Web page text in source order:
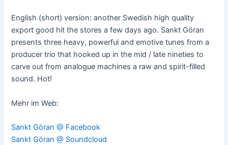
English (short) version: another Swedish high quality
export good hit the stores a few days ago. Sankt Göran
presents three heavy, powerful and emotive tunes from a
producer trio that hooked up in the mid / late nineties to
carve out from analogue machines a raw and spirit-filled
sound. Hot!
Mehr im Web:
Sankt Göran @ Facebook
Sankt Göran @ Soundcloud